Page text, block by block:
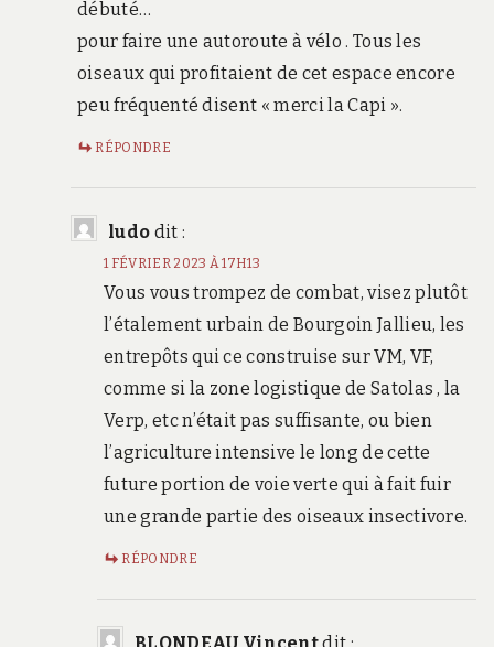
débuté…
pour faire une autoroute à vélo . Tous les
oiseaux qui profitaient de cet espace encore
peu fréquenté disent « merci la Capi ».
RÉPONDRE
ludo dit :
1 FÉVRIER 2023 À 17H13
Vous vous trompez de combat, visez plutôt
l’étalement urbain de Bourgoin Jallieu, les
entrepôts qui ce construise sur VM, VF,
comme si la zone logistique de Satolas , la
Verp, etc n’était pas suffisante, ou bien
l’agriculture intensive le long de cette
future portion de voie verte qui à fait fuir
une grande partie des oiseaux insectivore.
RÉPONDRE